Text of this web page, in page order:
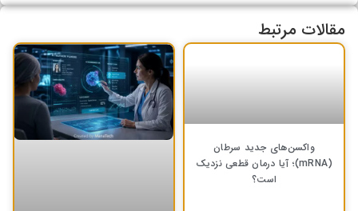
مقالات مرتبط
واکسن‌های جدید سرطان
(mRNA)؛ آیا درمان قطعی نزدیک
است؟